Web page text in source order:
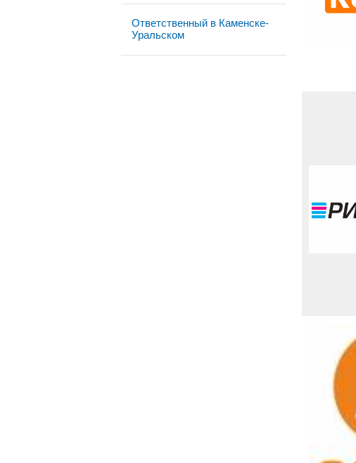
Ответственный в Каменске-
Уральском